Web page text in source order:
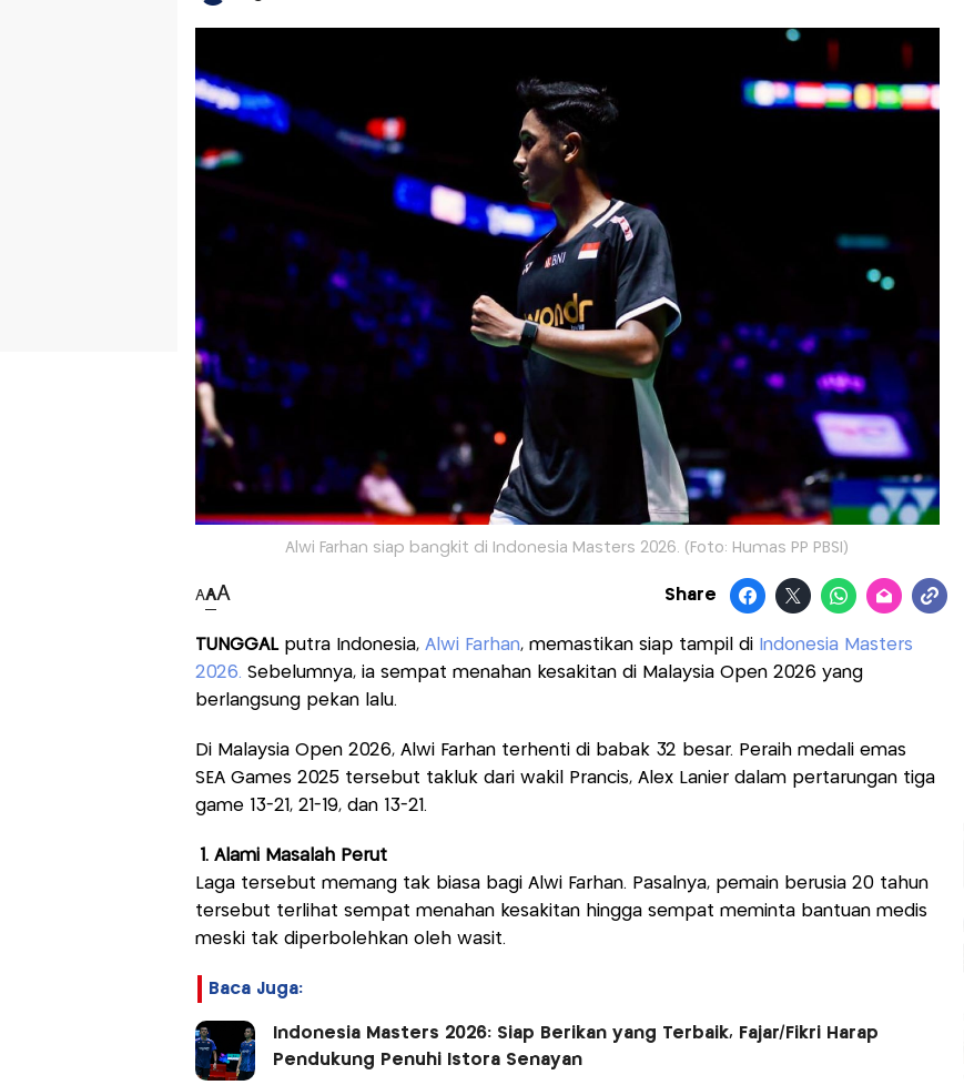
Alwi Farhan siap bangkit di Indonesia Masters 2026. (Foto: Humas PP PBSI)
AAA Share
TUNGGALputra Indonesia,Alwi Farhan, memastikan siap tampil di Indonesia Masters
2026. Sebelumnya, ia sempat menahan kesakitan di Malaysia Open 2026 yang
berlangsung pekan lalu.
Di Malaysia Open 2026, Alwi Farhan terhenti di babak 32 besar. Peraih medali emas
SEA Games 2025 tersebut takluk dari wakil Prancis, Alex Lanier dalam pertarungan tiga
game 13-21, 21-19, dan 13-21.
1. Alami Masalah Perut
Laga tersebut memang tak biasa bagi Alwi Farhan. Pasalnya, pemain berusia 20 tahun
tersebut terlihat sempat menahan kesakitan hingga sempat meminta bantuan medis
meski tak diperbolehkan oleh wasit.
Baca Juga:
Indonesia Masters 2026: Siap Berikan yang Terbaik, Fajar/Fikri Harap
Pendukung Penuhi Istora Senayan